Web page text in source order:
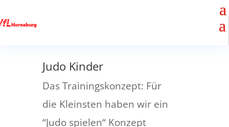
Judo Kinder
Das Trainingskonzept: Für
die Kleinsten haben wir ein
“Judo spielen“ Konzept